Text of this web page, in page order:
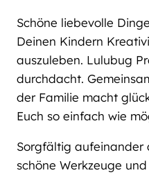
Schöne liebevolle
Deinen Kindern
auszuleben. Lulubug
durchdacht.
der Familie macht
Euch so einfach wie
Sorgfältig aufeinander
schöne Werkzeuge